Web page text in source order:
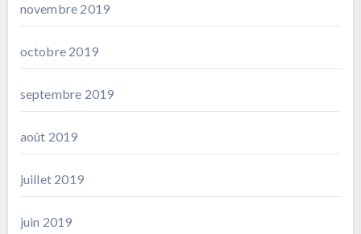
novembre 2019
octobre 2019
septembre 2019
août 2019
juillet 2019
juin 2019